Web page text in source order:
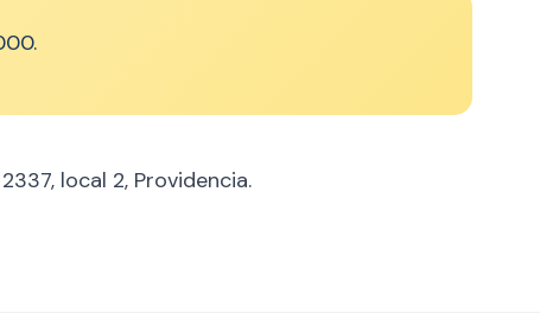
local 2, Providencia.